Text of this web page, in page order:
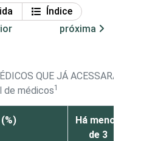
Índice
próxima
QUE JÁ ACESSARAM
de médicos1
Há menos
de 3